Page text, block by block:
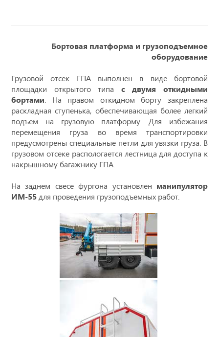
Бортовая платформа и грузоподъемное
оборудование
Грузовой отсек ГПА выполнен в виде бортовой
площадки открытого типа с двумя откидными
бортами . На правом откидном борту закреплена
раскладная ступенька, обеспечивающая более легкий
подъем на грузовую платформу. Для избежания
перемещения груза во время транспортировки
предусмотрены специальные петли для увязки груза. В
грузовом отсеке распологается лестница для доступа к
накрышному багажнику ГПА.
На заднем свесе фургона установлен манипулятор
ИМ-55 для проведения грузоподъемных работ.